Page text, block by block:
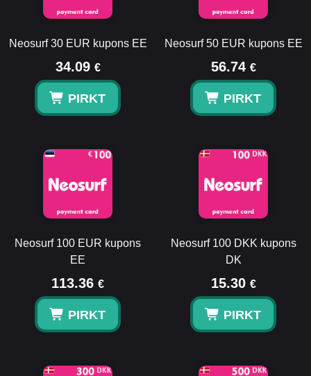
Neosurf 30 EUR kupons EE
34.09 €
PIRKT
Neosurf 50 EUR kupons EE
56.74 €
PIRKT
Neosurf 100 EUR kupons
EE
113.36 €
PIRKT
Neosurf 100 DKK kupons
DK
15.30 €
PIRKT